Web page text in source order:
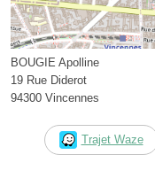
BOUGIE Apolline
19 Rue Diderot
94300 Vincennes
Trajet Waze